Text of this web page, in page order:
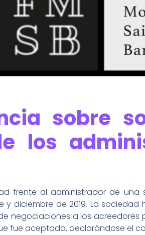
cia sobre
los
frente al administrador de
diciembre de 2019. La
negociaciones a los
fue aceptada, declarándose el